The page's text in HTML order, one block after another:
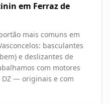
em Ferraz de
mais comuns em
basculantes
e deslizantes de
com motores
DZ — originais e com